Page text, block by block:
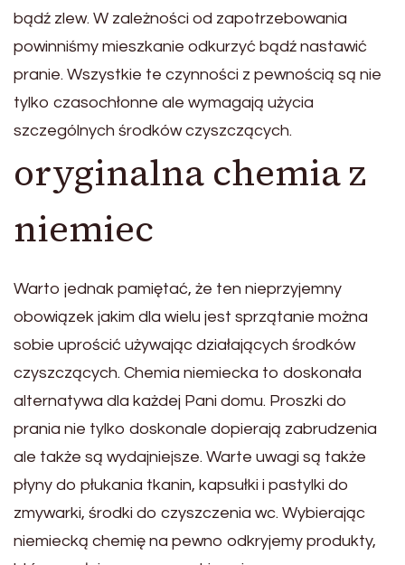
bądź zlew. W zależności od zapotrzebowania
powinniśmy mieszkanie odkurzyć bądź nastawić
pranie. Wszystkie te czynności z pewnością są nie
tylko czasochłonne ale wymagają użycia
szczególnych środków czyszczących.
oryginalna chemia z
niemiec
Warto jednak pamiętać, że ten nieprzyjemny
obowiązek jakim dla wielu jest sprzątanie można
sobie uprościć używając działających środków
czyszczących. Chemia niemiecka to doskonała
alternatywa dla każdej Pani domu. Proszki do
prania nie tylko doskonale dopierają zabrudzenia
ale także są wydajniejsze. Warte uwagi są także
płyny do płukania tkanin, kapsułki i pastylki do
zmywarki, środki do czyszczenia wc. Wybierając
niemiecką chemię na pewno odkryjemy produkty,